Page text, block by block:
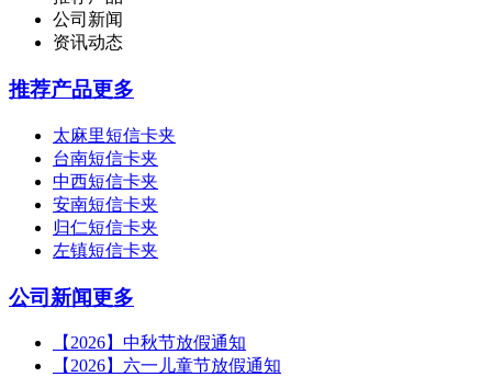
公司新闻
资讯动态
推荐产品更多
太麻里短信卡夹
台南短信卡夹
中西短信卡夹
安南短信卡夹
归仁短信卡夹
左镇短信卡夹
公司新闻更多
【2026】中秋节放假通知
【2026】六一儿童节放假通知